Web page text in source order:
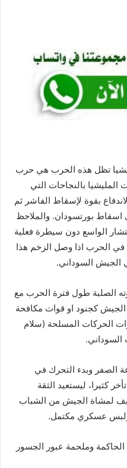
تظل هذه الحرب هي حرب
بالنجاحات التي
بقوة لإسقاط الفاشر ثم
اسقاط بورتسودان. والملاحظ
الواسع دون سيطرة فعلية
في الحرب اذا وصل الزخم هذا
الجيش السوداني.
الصلبة طول فترة الحرب مع
كجنود او قوات مكافحة
الحركات المسلحة (سلام
السوداني.
الصفر وبدء التحرك في
كثيرا، ليستعيد الثقة
لمشاة الجيش من الشباب
ولبس عسكري مكتمل.
وملحمة عبور الجسور